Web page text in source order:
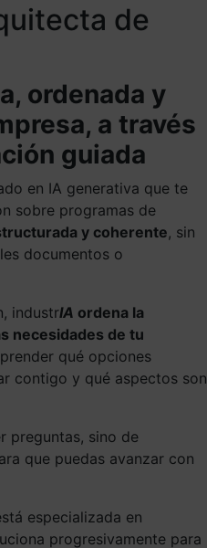
de
ordenada y
a través
guiada
en IA generativa que te
sobre programas de
y coherente, sin
documentos o
industrIA ordena la
necesidades de tu
qué opciones
contigo y qué aspectos son
preguntas, sino de
que puedas avanzar con
especializada en
progresivamente para